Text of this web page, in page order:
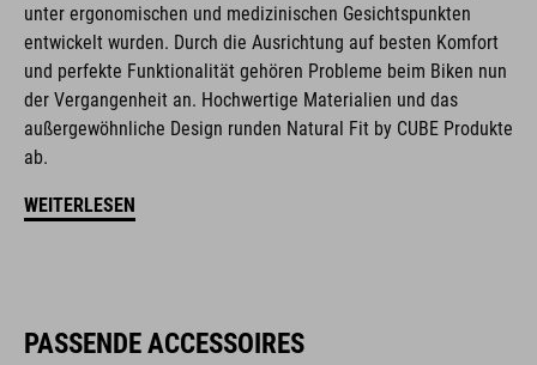
FEATURES
verschweißte Konstruktion
wasserdicht
abriebfestes Außenmaterial
unter ergonomischen und medizinischen Gesichtspunkten
entwickelt wurden. Durch die Ausrichtung auf besten Komfort
und perfekte Funktionalität gehören Probleme beim Biken nun
der Vergangenheit an. Hochwertige Materialien und das
außergewöhnliche Design runden Natural Fit by CUBE Produkte
ab.
WEITERLESEN
PASSENDE ACCESSOIRES